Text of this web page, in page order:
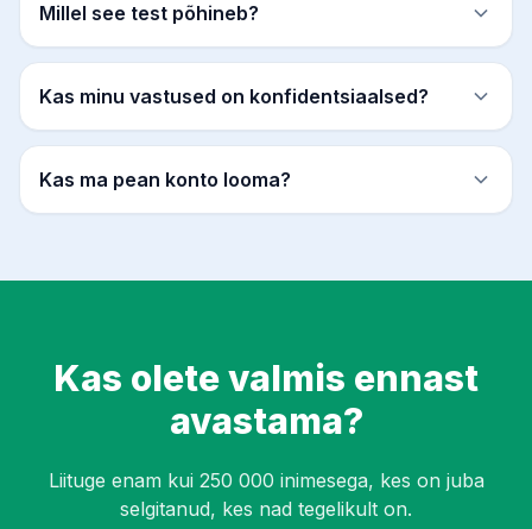
Millel see test põhineb?
Kas minu vastused on konfidentsiaalsed?
Kas ma pean konto looma?
Kas olete valmis ennast
avastama?
Liituge enam kui 250 000 inimesega, kes on juba
selgitanud, kes nad tegelikult on.